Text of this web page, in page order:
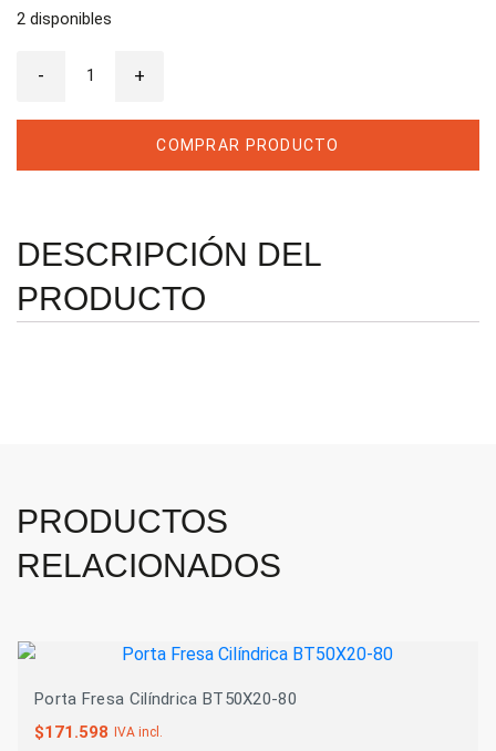
2 disponibles
-
Fresa
+
COMPRAR PRODUCTO
DESCRIPCIÓN DEL
PRODUCTO
PRODUCTOS
RELACIONADOS
Porta Fresa Cilíndrica BT50X20-80
$171.598 IVA incl.